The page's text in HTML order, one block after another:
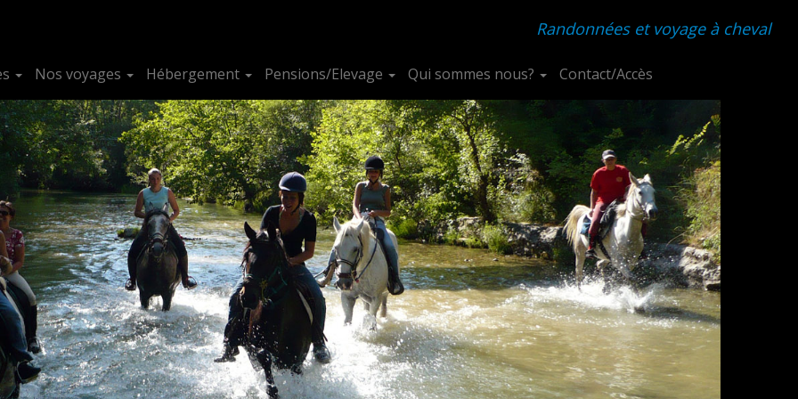
Randonnées et voyage à cheval
Nos voyages Hébergement Pensions/Elevage Qui sommes nous? Contact/Accès